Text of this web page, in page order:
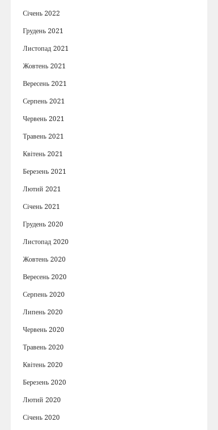
Січень 2022
Грудень 2021
Листопад 2021
Жовтень 2021
Вересень 2021
Серпень 2021
Червень 2021
Травень 2021
Квітень 2021
Березень 2021
Лютий 2021
Січень 2021
Грудень 2020
Листопад 2020
Жовтень 2020
Вересень 2020
Серпень 2020
Липень 2020
Червень 2020
Травень 2020
Квітень 2020
Березень 2020
Лютий 2020
Січень 2020